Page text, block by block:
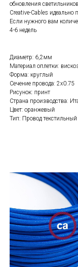
обновления
Creative-Cables идеально
Если нужного вам
4-6 недель
Диаметр: 6,2мм
Материал оплетки:
Форма: круглый
Сечение провода: 2х0.75
Рисунок: принт
Страна производства:
Цвет: оранжевый
Тип: Провод текстильный